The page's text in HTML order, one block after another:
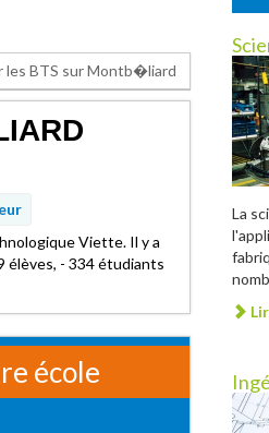
les BTS sur Montb�liard
Viette. Il y a
élèves, - 334 étudiants
école
La